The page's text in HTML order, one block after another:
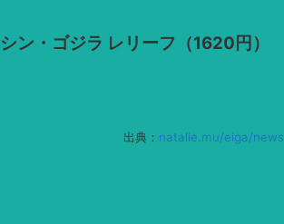
シン・ゴジラ レリーフ（1620円）
出典： natalie.mu/eiga/news